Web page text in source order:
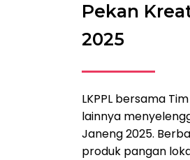
Pekan
2025
LKPPL bersama
lainnya
Janeng 2025.
produk pangan